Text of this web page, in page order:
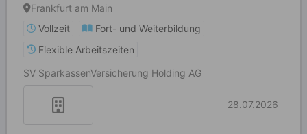
Frankfurt am Main
Vollzeit
Fort- und Weiterbildung
Flexible Arbeitszeiten
SV SparkassenVersicherung Holding AG
28.07.2026